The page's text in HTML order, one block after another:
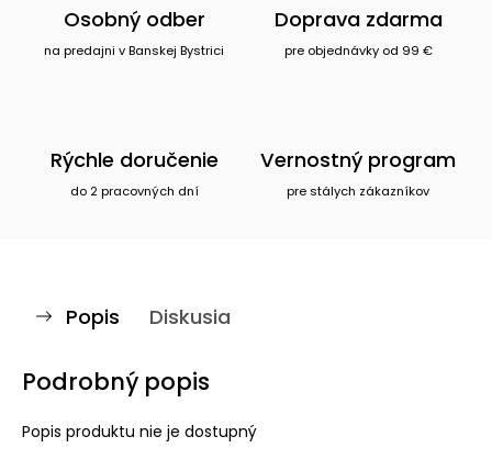
Osobný odber
na predajni v Banskej Bystrici
Doprava zdarma
pre objednávky od 99 €
Rýchle doručenie
do 2 pracovných dní
Vernostný program
pre stálych zákazníkov
Popis Diskusia
Podrobný popis
Popis produktu nie je dostupný